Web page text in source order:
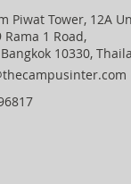
Piwat Tower, 12A
Rama 1 Road,
10330,